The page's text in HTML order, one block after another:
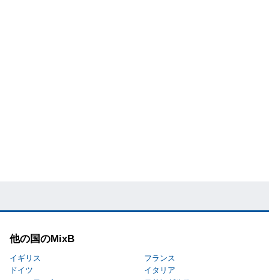
他の国のMixB
イギリス
フランス
ドイツ
イタリア